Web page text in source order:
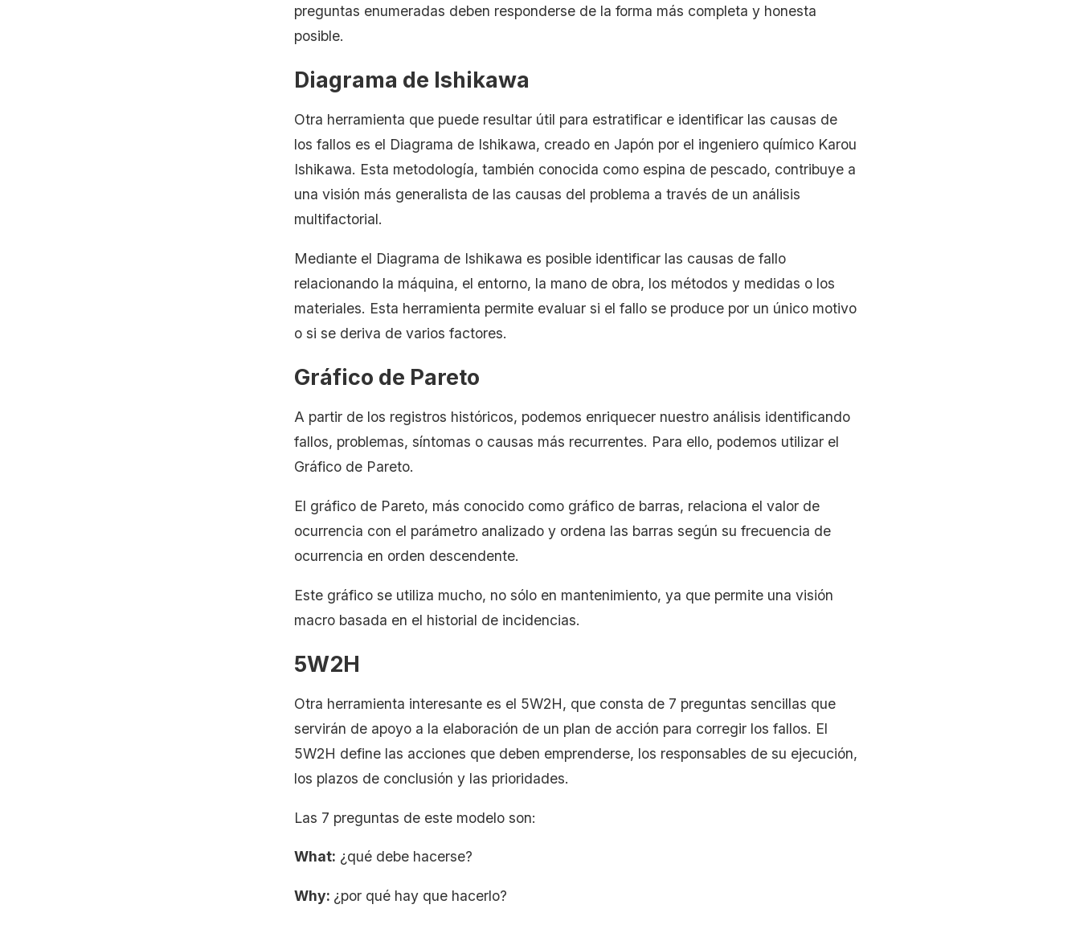
preguntas enumeradas deben responderse de la forma más completa y honesta
posible.
Diagrama de Ishikawa
Otra herramienta que puede resultar útil para estratificar e identificar las causas de
los fallos es el Diagrama de Ishikawa, creado en Japón por el ingeniero químico Karou
Ishikawa. Esta metodología, también conocida como espina de pescado, contribuye a
una visión más generalista de las causas del problema a través de un análisis
multifactorial.
Mediante el Diagrama de Ishikawa es posible identificar las causas de fallo
relacionando la máquina, el entorno, la mano de obra, los métodos y medidas o los
materiales. Esta herramienta permite evaluar si el fallo se produce por un único motivo
o si se deriva de varios factores.
Gráfico de Pareto
A partir de los registros históricos, podemos enriquecer nuestro análisis identificando
fallos, problemas, síntomas o causas más recurrentes. Para ello, podemos utilizar el
Gráfico de Pareto.
El gráfico de Pareto, más conocido como gráfico de barras, relaciona el valor de
ocurrencia con el parámetro analizado y ordena las barras según su frecuencia de
ocurrencia en orden descendente.
Este gráfico se utiliza mucho, no sólo en mantenimiento, ya que permite una visión
macro basada en el historial de incidencias.
5W2H
Otra herramienta interesante es el 5W2H, que consta de 7 preguntas sencillas que
servirán de apoyo a la elaboración de un plan de acción para corregir los fallos. El
5W2H define las acciones que deben emprenderse, los responsables de su ejecución,
los plazos de conclusión y las prioridades.
Las 7 preguntas de este modelo son:
What: ¿qué debe hacerse?
Why: ¿por qué hay que hacerlo?